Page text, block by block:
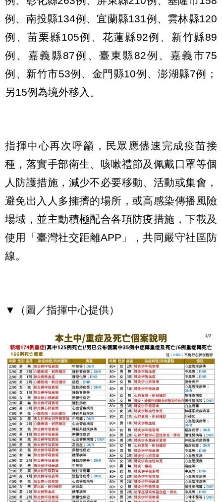
例、南投縣134例、宜蘭縣131例、雲林縣120
例、苗栗縣105例、花蓮縣92例、新竹縣89
例、嘉義縣87例、臺東縣82例、嘉義市75
例、新竹市53例、金門縣10例、澎湖縣7例；
另15例為境外移入。
指揮中心再次呼籲，民眾應儘速完成疫苗接
種，落實手部衛生、咳嗽禮節及佩戴口罩等個
人防護措施，減少不必要移動、活動或集會，
避免出入人多擁擠的場所，或高感染傳播風險
場域，並主動積極配合各項防疫措施，下載及
使用「臺灣社交距離APP」，共同嚴守社區防
線。
▼（圖／指揮中心提供）